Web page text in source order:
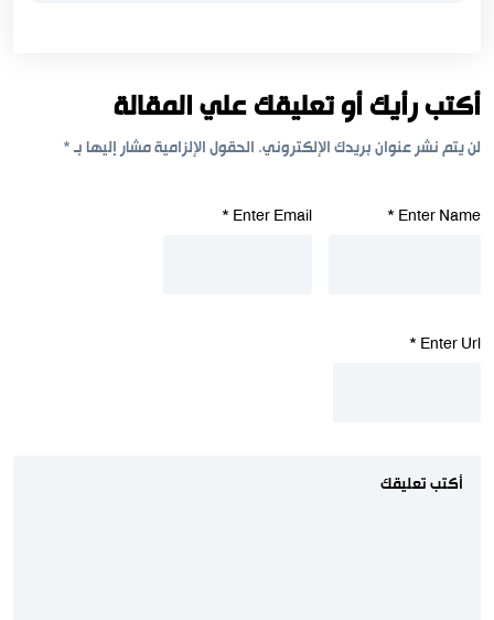
أكتب رأيك أو تعليقك علي المقالة
لن يتم نشر عنوان بريدك الإلكتروني. الحقول الإلزامية مشار إليها بـ*
Enter Name
*
Enter Email
*
Enter Url
*